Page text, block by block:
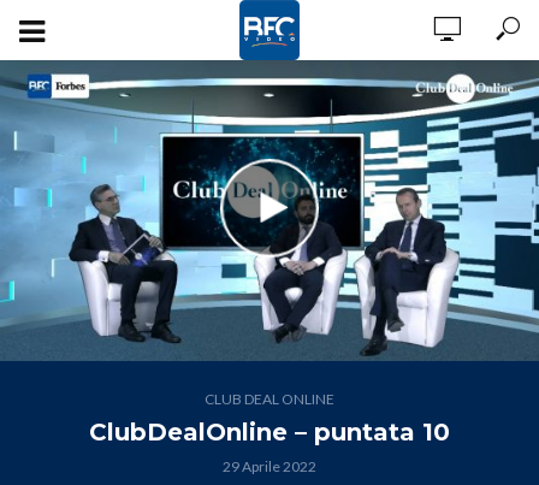
CLUB DEAL ONLINE
ClubDealOnline – puntata 10
29 Aprile 2022